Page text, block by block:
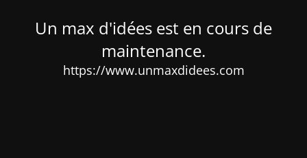
Un max d'idées est en cours de
maintenance.
https://www.unmaxdidees.com